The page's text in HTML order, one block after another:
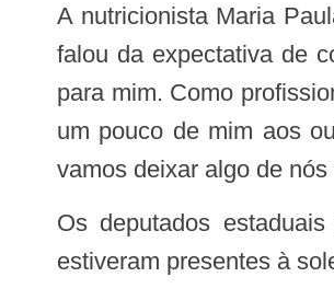
A nutricionista Maria Paula de Paiva, residente no Hospital Infantil Arlinda Marques, participa da Caravana pela primeira vez e
falou da expectativa de
para mim. Como
um pouco de mim aos
vamos deixar algo de
Os deputados estaduais Ricardo Barbosa, Hervázio Bezerra e Eduardo Carneiro, além de auxiliares da gestão estadual,
estiveram presentes à